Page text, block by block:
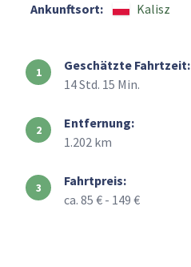
Ankunftsort:
Kalisz
Geschätzte Fahrtzeit:
14 Std. 15 Min.
Entfernung:
1.202 km
Fahrtpreis:
ca. 85 € - 149 €